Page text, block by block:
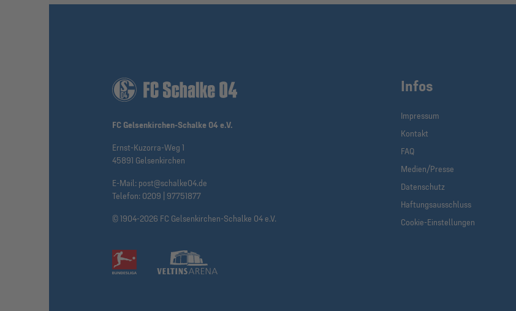
FC Gelsenkirchen-Schalke 04 e.V.
Ernst-Kuzorra-Weg 1
45891 Gelsenkirchen
E-Mail: post@schalke04.de
Telefon: 0209 | 97751877
© 1904-2026 FC Gelsenkirchen-Schalke 04 e.V.
Infos
Impressum
Kontakt
FAQ
Medien/Presse
Datenschutz
Haftungsausschluss
Cookie-Einstellungen